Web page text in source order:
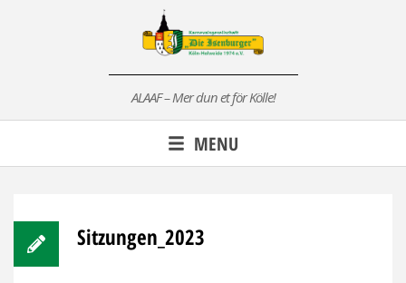
ALAAF – Mer dun et för Kölle!
MENU
Sitzungen_2023